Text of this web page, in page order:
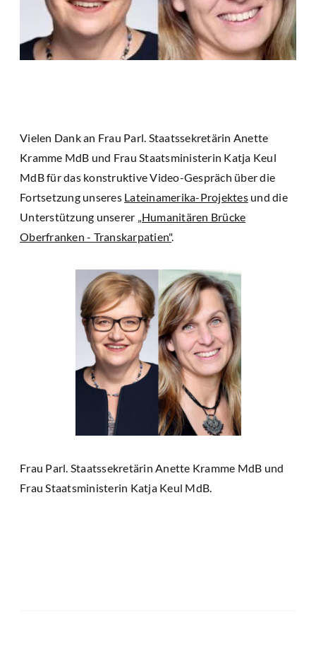
Vielen Dank an Frau Parl. Staatssekretärin Anette
Kramme MdB und Frau Staatsministerin Katja Keul
MdB für das konstruktive Video-Gespräch über die
Fortsetzung unseres Lateinamerika-Projektesund die
Unterstützung unserer „Humanitären Brücke
Oberfranken - Transkarpatien".
Frau Parl. Staatssekretärin Anette Kramme MdB und
Frau Staatsministerin Katja Keul MdB.